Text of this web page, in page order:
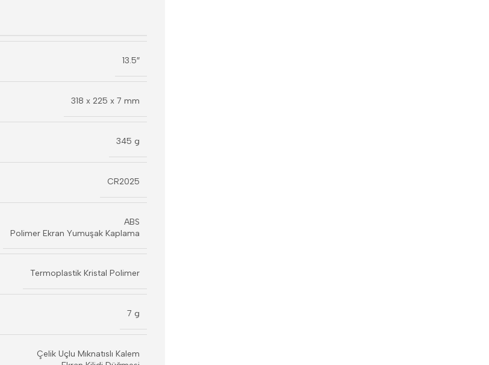
13.5″
318 x 225 x 7 mm
345 g
CR2025
ABS
Polimer Ekran Yumuşak Kaplama
Termoplastik Kristal Polimer
7 g
Çelik Uçlu Mıknatıslı Kalem